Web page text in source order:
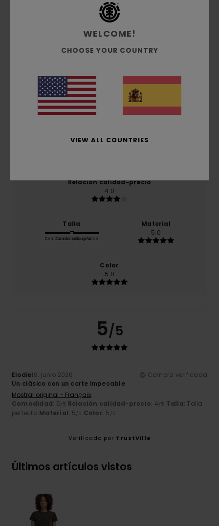
Reseñas de los clientes
5.0
basado en1 reseñas verificadasdesde junio 2026
El 0% de nuestros clientes recomiendan este
producto
Comodidad
Relación calidad-precio
4.0
Talla
Demasiado pequeño
Demasiado grande
Material
5.0
Color
5.0
5/5
Elodie19. junio 2026
Compra verificada
Un clásico con un corte impecable
Mostrar original - Français
Comodidad: 5/5 Relación calidad-precio: 4/5 Talla: Talla
perfecta Material: 5/5 Color: 5 /5
Verificado por TrustVille
Últimos artículos vistos
WELCOME!
CHOOSE YOUR COUNTRY
VIEW ALL COUNTRIES